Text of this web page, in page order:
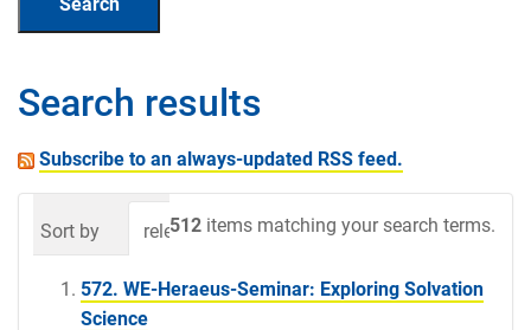
Search results
Subscribe to an always-updated RSS feed.
512 items matching your search terms.
Sort by relevance date (newest first)
572. WE-Heraeus-Seminar: Exploring Solvation
Science